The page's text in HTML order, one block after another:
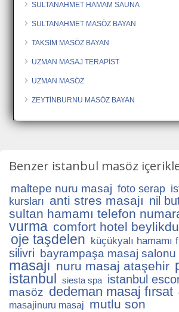
SULTANAHMET HAMAM SAUNA
SULTANAHMET MASÖZ BAYAN
TAKSİM MASÖZ BAYAN
UZMAN MASAJ TERAPİST
UZMAN MASÖZ
ZEYTİNBURNU MASÖZ BAYAN
Benzer istanbul masöz
maltepe nuru masaj foto serap
kursları anti stres masajı nil
sultan hamamı telefon
vurma comfort hotel
oje taşdelen küçükyalı hamamı
silivri
bayrampaşa masaj salonu
masajı nuru masaj ataşehir
istanbul siesta spa istanbul
masöz dedeman masaj fırsat
masajinuru masaj
mutlu son